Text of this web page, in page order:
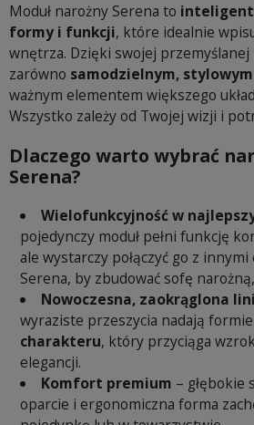
Moduł narożny Serena to
formy i funkcji, które idealnie
wnętrza. Dzięki swojej
zarówno samodzielnym,
ważnym elementem większego
Wszystko zależy od Twojej wizji i
Dlaczego warto wybrać
Serena?
Wielofunkcyjność w
pojedynczy moduł pełni funkcję
ale wystarczy połączyć go z
Serena, by zbudować sofę narożną,
Nowoczesna, zaokrąglona
wyraziste przeszycia nadają formie
charakteru, który przyciąga
elegancji.
Komfort premium – głębokie
oparcie i ergonomiczna forma